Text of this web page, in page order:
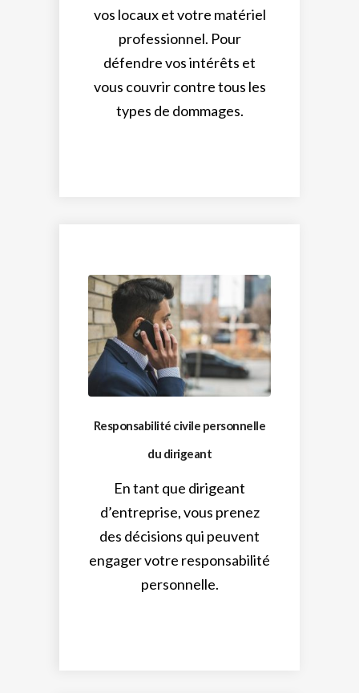
vos locaux et votre matériel
professionnel. Pour
défendre vos intérêts et
vous couvrir contre tous les
types de dommages.
Responsabilité civile personnelle
du dirigeant
En tant que dirigeant
d’entreprise, vous prenez
des décisions qui peuvent
engager votre responsabilité
personnelle.